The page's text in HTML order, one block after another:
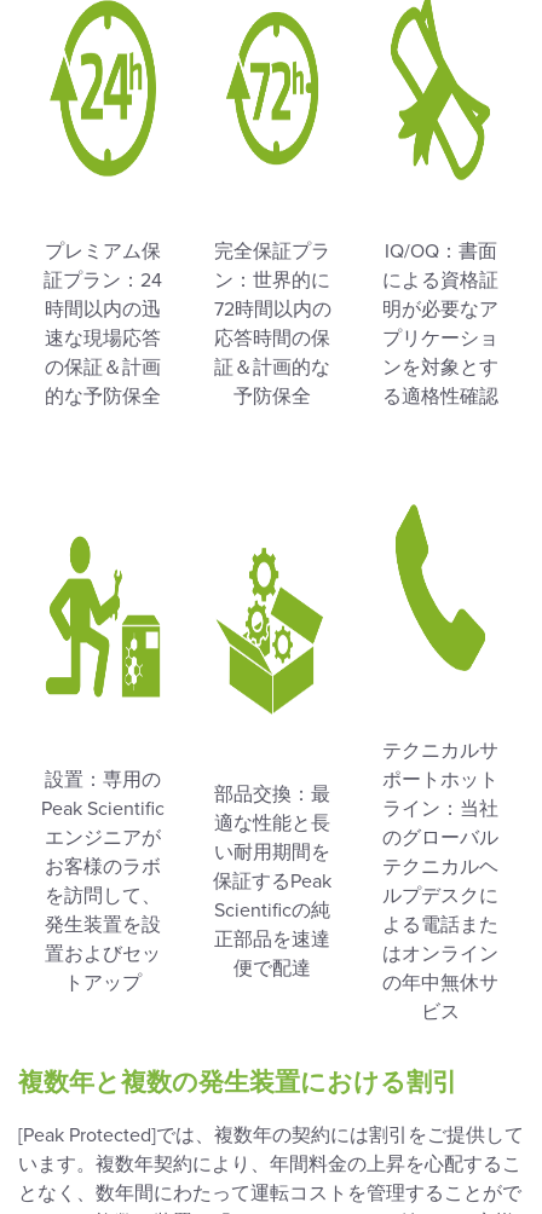
プレミアム保
証プラン：24
時間以内の迅
速な現場応答
の保証＆計画
的な予防保全
完全保証プラ
ン：世界的に
72時間以内の
応答時間の保
証＆計画的な
予防保全
IQ/OQ：書面
による資格証
明が必要なア
プリケーショ
ンを対象とす
る適格性確認
設置：専用の
Peak Scientific
エンジニアが
お客様のラボ
を訪問して、
発生装置を設
置およびセッ
トアップ
部品交換：最
適な性能と長
い耐用期間を
保証するPeak
Scientificの純
正部品を速達
便で配達
テクニカルサ
ポートホット
ライン：当社
のグローバル
テクニカルヘ
ルプデスクに
よる電話また
はオンライン
の年中無休サ
ビス
複数年と複数の発生装置における割引
[Peak Protected]では、複数年の契約には割引をご提供して
います。複数年契約により、年間料金の上昇を心配するこ
となく、数年間にわたって運転コストを管理することがで